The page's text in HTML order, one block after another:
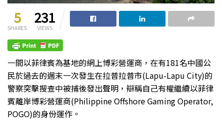
5
SHARES
231
VIEWS
一間以菲律賓為基地的網上博彩營運商，在有181名中國公
民於過去的週末一次發生在拉普拉普市(Lapu-Lapu City)的
警察突擊搜查中被捕後發出聲明，辯稱自己有權繼續以菲律
賓離岸博彩營運商(Philippine Offshore Gaming Operator,
POGO)的身份運作。